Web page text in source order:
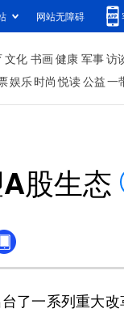
网站无障碍
文化 书画健康 军事访
娱乐时尚 悦读公益一
股生态
了一系列重大改